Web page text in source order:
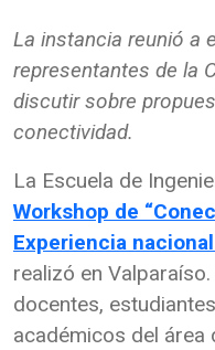
La instancia reunió a
representantes de la
discutir sobre
conectividad.
La Escuela de
Workshop de
Experiencia
realizó en
docentes,
académicos del área